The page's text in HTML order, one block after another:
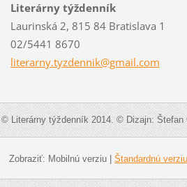
Literárny týždenník
Laurinská 2, 815 84 Bratislava 1
02/5441 8670
literarny.tyzdennik@gmail.com
© Literárny týždenník 2014. © Dizajn: Štefan
Zobraziť: Mobilnú verziu| Štandardnú verziu